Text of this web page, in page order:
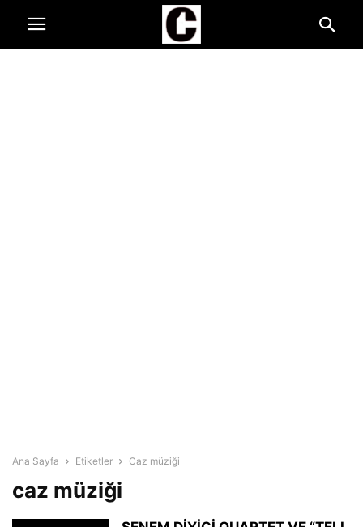
Ana Sayfa Etiketler Caz müziği
caz müziği